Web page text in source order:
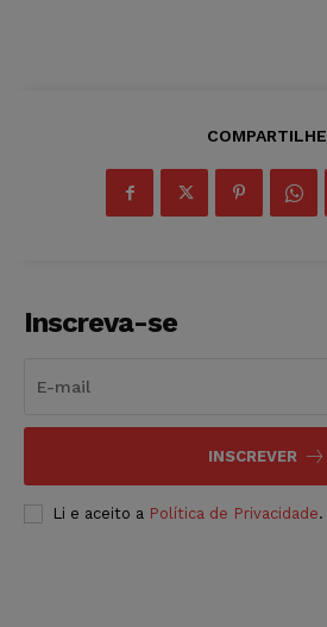
COMPARTILHE
Inscreva-se
INSCREVER
Li e aceito a Política de Privacidade.